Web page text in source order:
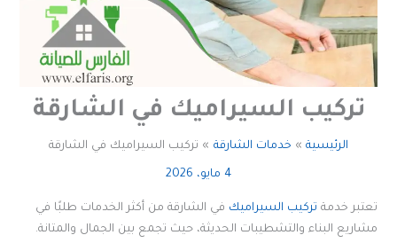
تركيب السيراميك في الشارقة
الرئيسية خدمات الشارقة تركيب السيراميك في الشارقة
4 مايو، 2026
تعتبر خدمة تركيب السيراميك في الشارقة من أكثر الخدمات طلبًا في
مشاريع البناء والتشطيبات الحديثة، حيث تجمع بين الجمال والمتانة.